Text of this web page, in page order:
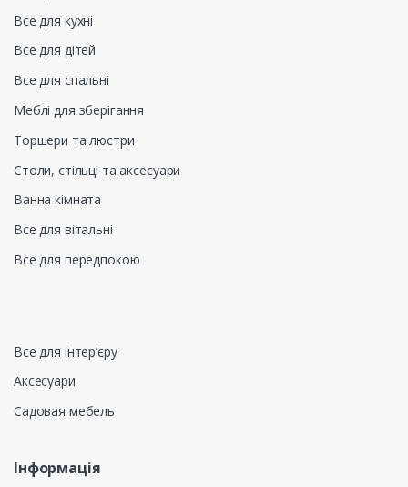
Все для кухні
Все для дітей
Все для спальні
Меблі для зберігання
Торшери та люстри
Столи, стільці та аксесуари
Ванна кімната
Все для вітальні
Все для передпокою
Все для інтерʼєру
Аксесуари
Садовая мебель
Інформація